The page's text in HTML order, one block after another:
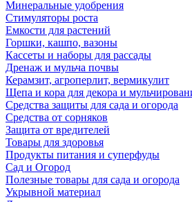
Минеральные удобрения
Стимуляторы роста
Емкости для растений
Горшки, кашпо, вазоны
Кассеты и наборы для рассады
Дренаж и мульча почвы
Керамзит, агроперлит, вермикулит
Щепа и кора для декора и
Средства защиты для сада и огорода
Средства от сорняков
Защита от вредителей
Товары для здоровья
Продукты питания и суперфуды
Сад и Огород
Полезные товары для сада и огорода
Укрывной материал